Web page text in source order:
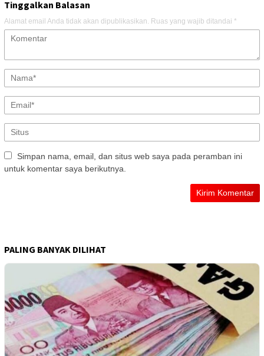
Tinggalkan Balasan
Alamat email Anda tidak akan dipublikasikan. Ruas yang wajib ditandai *
Simpan nama, email, dan situs web saya pada peramban ini
untuk komentar saya berikutnya.
PALING BANYAK DILIHAT